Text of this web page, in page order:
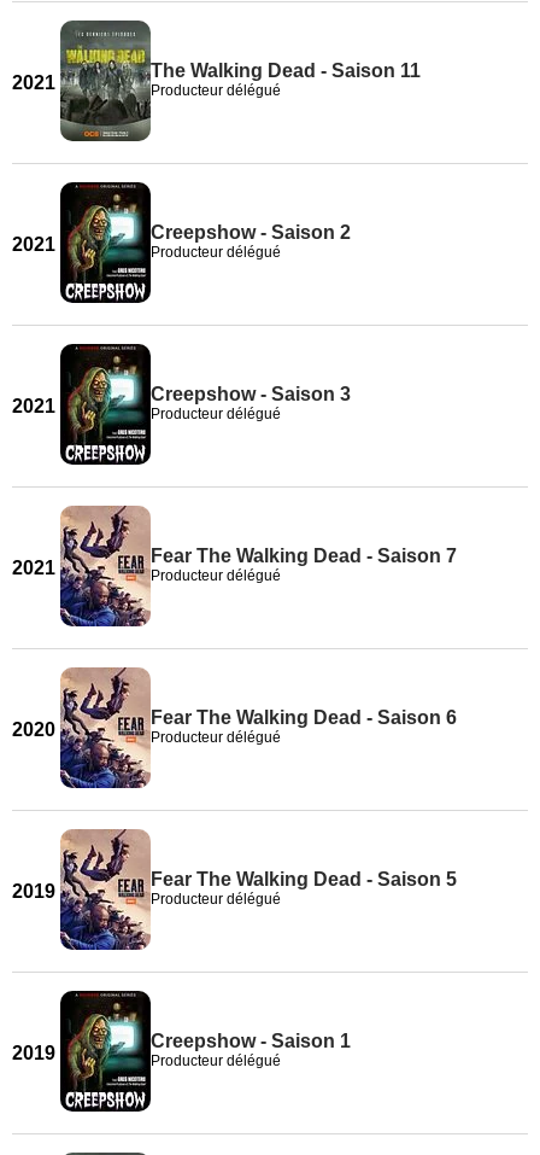
2021
The Walking Dead - Saison 11
Producteur délégué
2021
Creepshow - Saison 2
Producteur délégué
2021
Creepshow - Saison 3
Producteur délégué
2021
Fear The Walking Dead - Saison 7
Producteur délégué
2020
Fear The Walking Dead - Saison 6
Producteur délégué
2019
Fear The Walking Dead - Saison 5
Producteur délégué
2019
Creepshow - Saison 1
Producteur délégué